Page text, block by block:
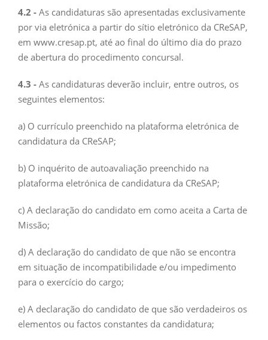
4.2 - As candidaturas são apresentadas exclusivamente
por via eletrónica a partir do sítio eletrónico da CReSAP,
em www.cresap.pt, até ao final do último dia do prazo
de abertura do procedimento concursal.
4.3 - As candidaturas deverão incluir, entre outros, os
seguintes elementos:
a) O currículo preenchido na plataforma eletrónica de
candidatura da CReSAP;
b) O inquérito de autoavaliação preenchido na
plataforma eletrónica de candidatura da CReSAP;
c) A declaração do candidato em como aceita a Carta de
Missão;
d) A declaração do candidato de que não se encontra
em situação de incompatibilidade e/ou impedimento
para o exercício do cargo;
e) A declaração do candidato de que são verdadeiros os
elementos ou factos constantes da candidatura;